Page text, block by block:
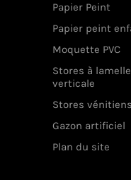
Papier Peint
Papier peint
Moquette PVC
Stores à lamelle
verticale
Stores vénitiens
Gazon artificiel
Plan du site